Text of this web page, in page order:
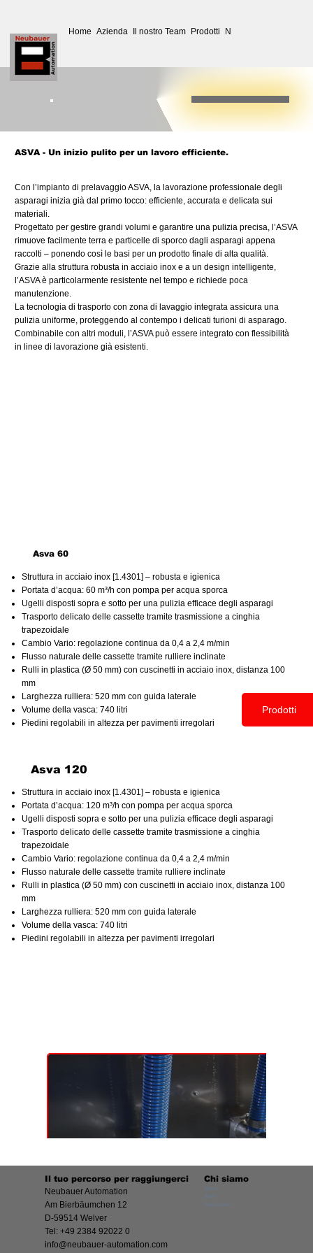
Home Azienda Il nostro Team Prodotti Novità
ASVA - Un inizio pulito per un lavoro efficiente.
Con l’impianto di prelavaggio ASVA, la lavorazione professionale degli
asparagi inizia già dal primo tocco: efficiente, accurata e delicata sui
materiali.
Progettato per gestire grandi volumi e garantire una pulizia precisa, l’ASVA
rimuove facilmente terra e particelle di sporco dagli asparagi appena
raccolti – ponendo così le basi per un prodotto finale di alta qualità.
Grazie alla struttura robusta in acciaio inox e a un design intelligente,
l’ASVA è particolarmente resistente nel tempo e richiede poca
manutenzione.
La tecnologia di trasporto con zona di lavaggio integrata assicura una
pulizia uniforme, proteggendo al contempo i delicati turioni di asparago.
Combinabile con altri moduli, l’ASVA può essere integrato con flessibilità
in linee di lavorazione già esistenti.
Asva 60
Struttura in acciaio inox [1.4301] – robusta e igienica
Portata d’acqua: 60 m³/h con pompa per acqua sporca
Ugelli disposti sopra e sotto per una pulizia efficace degli asparagi
Trasporto delicato delle cassette tramite trasmissione a cinghia
trapezoidale
Cambio Vario: regolazione continua da 0,4 a 2,4 m/min
Flusso naturale delle cassette tramite rulliere inclinate
Rulli in plastica (Ø 50 mm) con cuscinetti in acciaio inox, distanza 100
mm
Larghezza rulliera: 520 mm con guida laterale
Volume della vasca: 740 litri
Piedini regolabili in altezza per pavimenti irregolari
Asva 120
Struttura in acciaio inox [1.4301] – robusta e igienica
Portata d’acqua: 120 m³/h con pompa per acqua sporca
Ugelli disposti sopra e sotto per una pulizia efficace degli asparagi
Trasporto delicato delle cassette tramite trasmissione a cinghia
trapezoidale
Cambio Vario: regolazione continua da 0,4 a 2,4 m/min
Flusso naturale delle cassette tramite rulliere inclinate
Rulli in plastica (Ø 50 mm) con cuscinetti in acciaio inox, distanza 100
mm
Larghezza rulliera: 520 mm con guida laterale
Volume della vasca: 740 litri
Piedini regolabili in altezza per pavimenti irregolari
Il tuo percorso per raggiungerci
Neubauer Automation
Am Bierbäumchen 12
D-59514 Welver
Tel: +49 2384 92022 0
info@neubauer-automation.com
Chi siamo
Storia
Team
Produzione
Prodotti